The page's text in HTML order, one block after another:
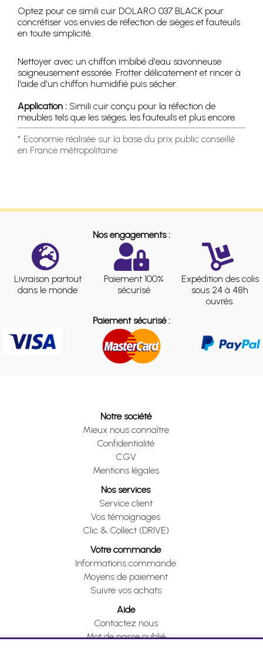
Optez pour ce simili cuir DOLARO 037 BLACK pour
concrétiser vos envies de réfection de sièges et fauteuils
en toute simplicité.
Nettoyer avec un chiffon imbibé d'eau savonneuse
soigneusement essorée. Frotter délicatement et rincer à
l'aide d'un chiffon humidifié puis sécher.
Application : Simili cuir conçu pour la réfection de
meubles tels que les sièges, les fauteuils et plus encore.
* Economie réalisée sur la base du prix public conseillé
en France métropolitaine
Nos engagements :
Livraison partout
dans le monde
Paiement 100%
sécurisé
Expédition des colis
sous 24 à 48h
ouvrés.
Paiement sécurisé :
Notre société
Mieux nous connaître
Confidentialité
CGV
Mentions légales
Nos services
Service client
Vos témoignages
Clic & Collect (DRIVE)
Votre commande
Informations commande
Moyens de paiement
Suivre vos achats
Aide
Contactez nous
Mot de passe oublié